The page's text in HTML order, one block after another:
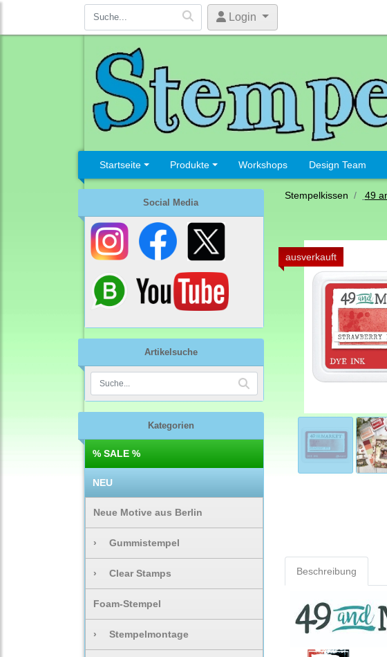
Login
Startseite Produkte Workshops Design Team
Social Media
Artikelsuche
Kategorien
% SALE %
NEU
Neue Motive aus Berlin
› Gummistempel
› Clear Stamps
Foam-Stempel
› Stempelmontage
Stempelkissen 49
ausverkauft
Beschreibung